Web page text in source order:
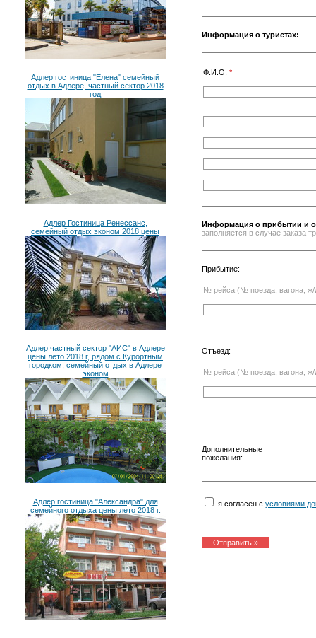
Адлер гостиница "Елена" семейный
отдых в Адлере, частный сектор 2018
год
Адлер Гостиница Ренессанс,
семейный отдых эконом 2018 цены
Адлер частный сектор "АИС" в Адлере
цены лето 2018 г, рядом с Курортным
городком, семейный отдых в Адлере
эконом
Адлер гостиница "Александра" для
семейного отдыха цены лето 2018 г.
Информация о туристах:
Ф.И.О. *
Информация о прибытии и
заполняется в случае заказа
Прибытие:
№ рейса (№ поезда, вагона, ж/
Отъезд:
№ рейса (№ поезда, вагона, ж/
Дополнительные
пожелания:
я согласен с условиями